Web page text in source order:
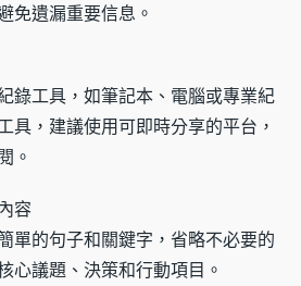
免遺漏重要信息。
錄工具，如筆記本、電腦或專業紀
具，建議使用可即時分享的平台，
。
容
單的句子和關鍵字，省略不必要的
心議題、決策和行動項目。